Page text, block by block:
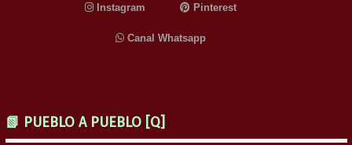
Instagram Pinterest
Canal Whatsapp
📗 PUEBLO A PUEBLO [Q]